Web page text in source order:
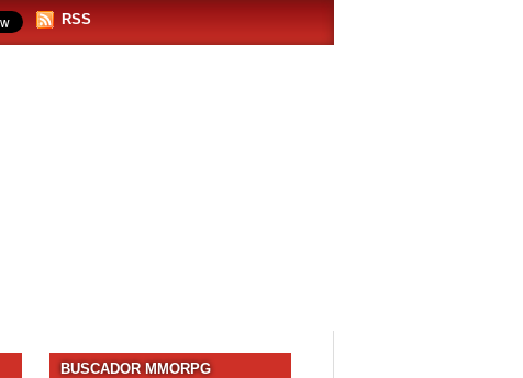
RSS
BUSCADOR MMORPG